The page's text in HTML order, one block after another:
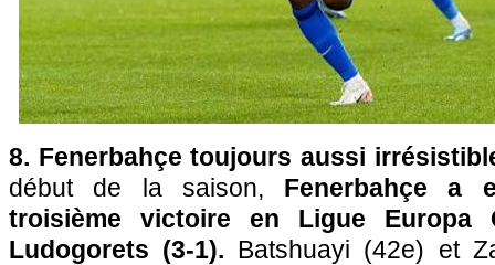
8. Fenerbahçe toujours aussi
début de la saison, Fenerbahçe a
troisième victoire en Ligue Europa
Ludogorets (3-1). Batshuayi (42e) et